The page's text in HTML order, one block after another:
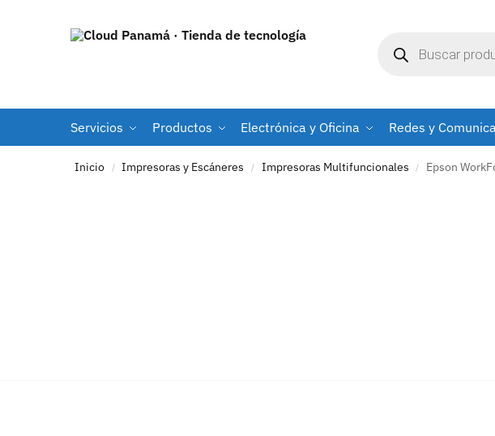
Servicios Productos Electrónica y Oficina Redes y
Inicio / Impresoras y Escáneres / Impresoras Multifuncionales / Epson